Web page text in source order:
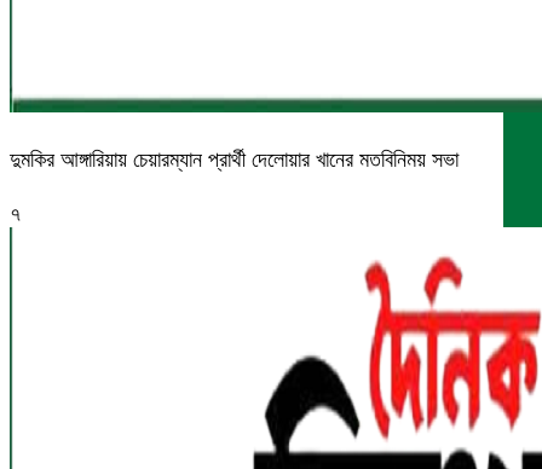
দুমকির আঙ্গারিয়ায় চেয়ারম্যান প্রার্থী দেলোয়ার খানের মতবিনিময় সভা
৭